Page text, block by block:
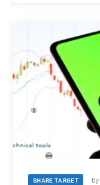
SHARE TARGET By